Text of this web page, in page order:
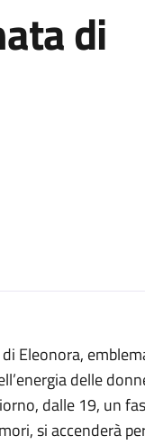
di
Eleonora,
delle
dalle 19, un
si accenderà